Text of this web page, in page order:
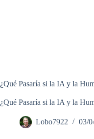
¿Qué Pasaría si la IA y la
¿Qué Pasaría si la IA y la
Lobo7922 03/